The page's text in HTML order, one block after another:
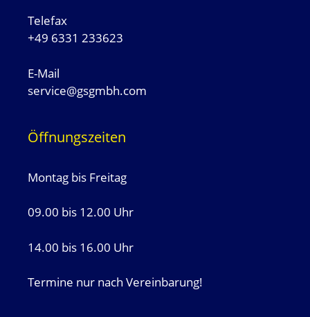
Telefax
+49 6331 233623
E-Mail
service@gsgmbh.com
Öffnungszeiten
Montag bis Freitag
09.00 bis 12.00 Uhr
14.00 bis 16.00 Uhr
Termine nur nach Vereinbarung!